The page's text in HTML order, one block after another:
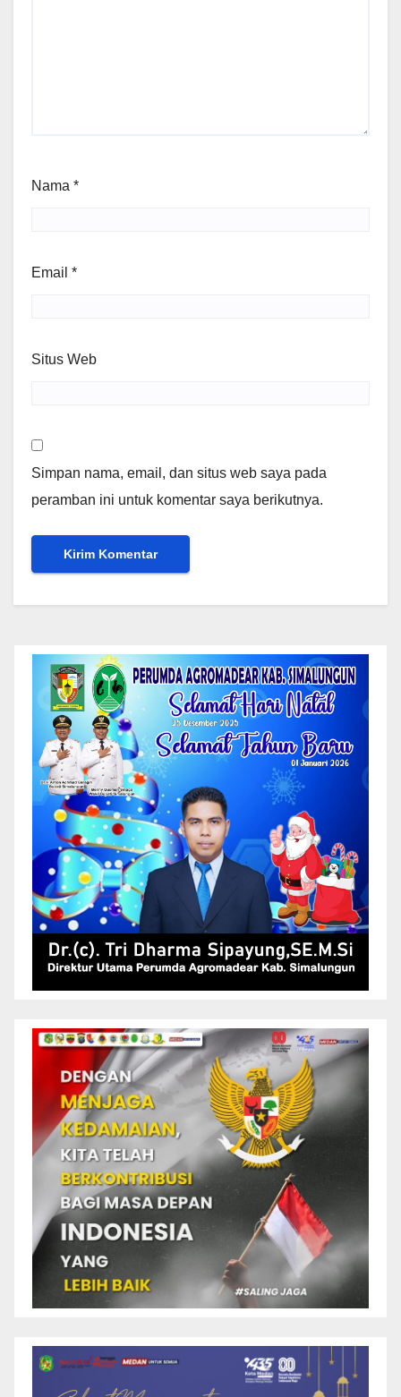
Nama *
Email *
Situs Web
Simpan nama, email, dan situs web saya pada
peramban ini untuk komentar saya berikutnya.